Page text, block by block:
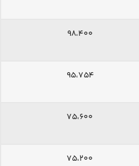
۹۸،۴۰۰
۹۵،۷۵۴
۷۵،۶۰۰
۷۵،۲۰۰